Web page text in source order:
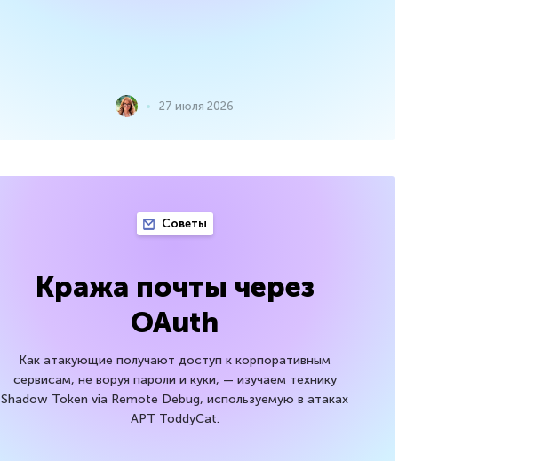
27 июля 2026
Советы
Кража почты через
OAuth
Как атакующие получают доступ к корпоративным
сервисам, не воруя пароли и куки, — изучаем технику
Shadow Token via Remote Debug, используемую в атаках
APT ToddyCat.